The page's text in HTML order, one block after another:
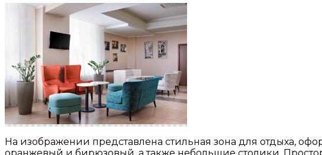
На изображении представлена стильная зона для отдыха,